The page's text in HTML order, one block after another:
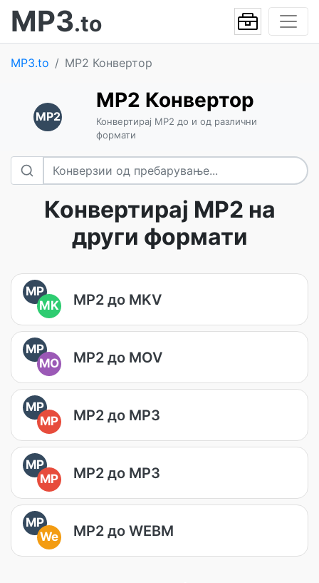
MP3.to
MP3.to MP2 Конвертор
MP2
MP2 Конвертор
Конвертирај MP2 до и од различни
формати
Конвертирај MP2 на
други формати
MP
MK
MP2 до MKV
MP
MO
MP2 до MOV
MP
MP
MP2 до MP3
MP
MP
MP2 до MP3
MP
We
MP2 до WEBM